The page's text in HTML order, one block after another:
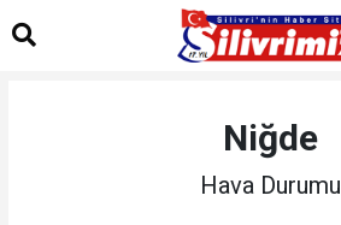
Niğde
Hava Durumu